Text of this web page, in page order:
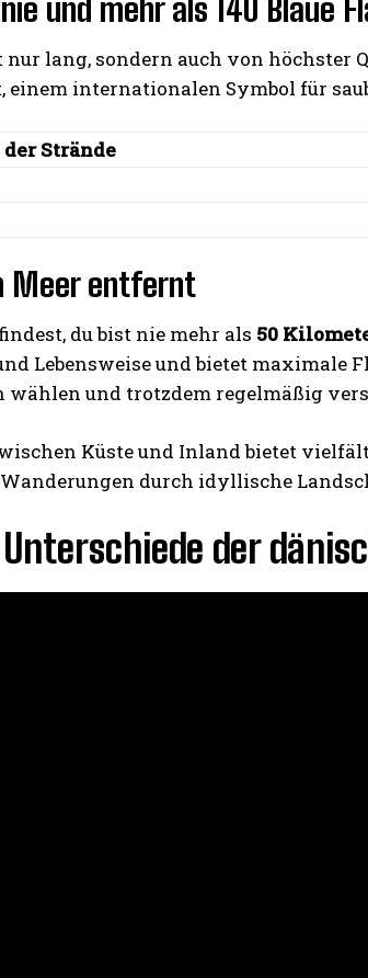
Policy.
und mehr als 140 Blaue
lang, sondern auch von höchster
einem internationalen Symbol für
Strände
Meer entfernt
du bist nie mehr als 50
Lebensweise und bietet maximale
und trotzdem regelmäßig
Küste und Inland bietet
durch idyllische
der